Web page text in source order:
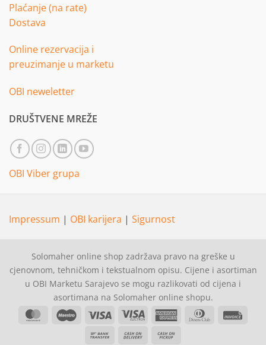
Plaćanje (na rate)
Dostava
Online rezervacija i
preuzimanje u marketu
OBI neweletter
DRUŠTVENE MREŽE
OBI Viber grupa
Impressum | OBI karijera | Sigurnost
Solomaher online shop zadržava pravo na greške u
cjenovnom, tehničkom i tekstualnom opisu. Cijene i asortiman
u OBI Marketu Sarajevo se mogu razlikovati od cijena i
asortimana na Solomaher online shopu.
MasterCardMaestro Visa
Visa
American Dinners
Bank
Cash